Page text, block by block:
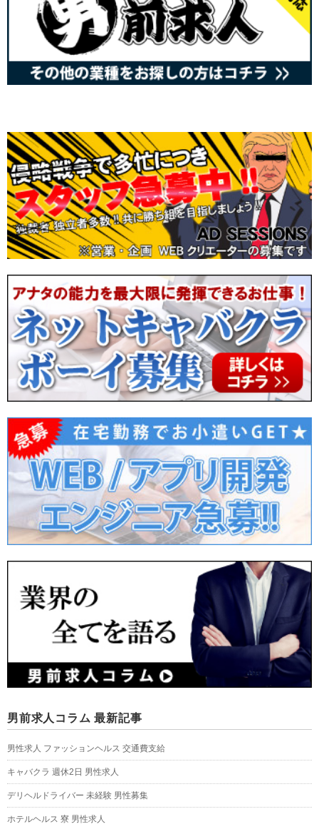
男前求人コラム 最新記事
男性求人 ファッションヘルス 交通費支給
キャバクラ 週休2日 男性求人
デリヘルドライバー 未経験 男性募集
ホテルヘルス 寮 男性求人